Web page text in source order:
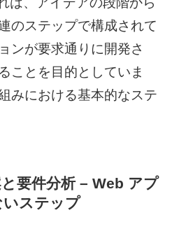
のステップで構成されて
ンが要求通りに開発さ
ことを目的としていま
みにおける基本的なステ
要件分析 – Web アプ
ステップ